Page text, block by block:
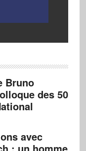
Bruno
des 50
avec